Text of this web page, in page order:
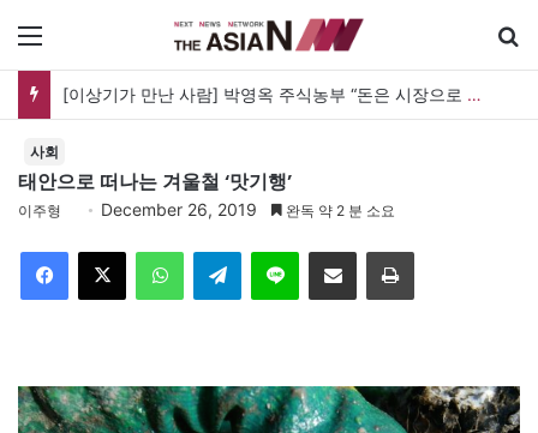
[이상기가 만난 사람] 박영옥 주식농부 “돈은 시장으로 갔지만, 투자는 사라지고 거래만 남았다”
사회
태안으로 떠나는 겨울철 ‘맛기행’
이주형 December 26, 2019 완독 약 2 분 소요
Telegram 이메일